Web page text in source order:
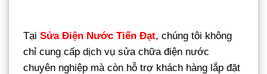
Tại Sửa Điện Nước Tiến Đạt, chúng tôi không
chỉ cung cấp dịch vụ sửa chữa điện nước
chuyên nghiệp mà còn hỗ trợ khách hàng lắp đặt